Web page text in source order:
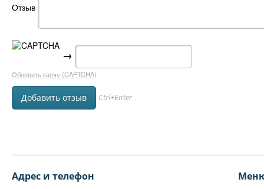
Отзыв
→
Обновить капчу (CAPTCHA)
Ctrl+Enter
Адрес и телефон